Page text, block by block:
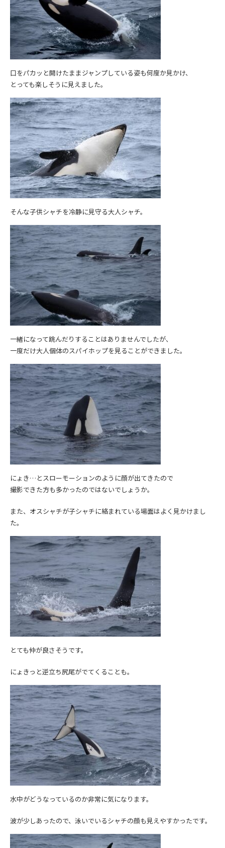
口をパカッと開けたままジャンプしている姿も何度か見かけ、
とっても楽しそうに見えました。
そんな子供シャチを冷静に見守る大人シャチ。
一緒になって跳んだりすることはありませんでしたが、
一度だけ大人個体のスパイホップを見ることができました。
にょき…とスローモーションのように顔が出てきたので
撮影できた方も多かったのではないでしょうか。
また、オスシャチが子シャチに絡まれている場面はよく見かけまし
た。
とても仲が良さそうです。
にょきっと逆立ち尻尾がでてくることも。
水中がどうなっているのか非常に気になります。
波が少しあったので、泳いでいるシャチの顔も見えやすかったです。